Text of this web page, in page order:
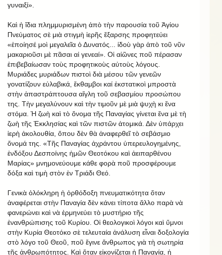
γυναιξί».
Kαὶ ἡ ἴδια πλημμυρισμένη ἀπὸ τὴν παρουσία τοῦ Ἁγίου
Πνεύματος σὲ μιὰ στιγμὴ ἱερῆς ἔξαρσης προφητεύει
«ἐποίησέ μοὶ μεγαλεῖα ὁ Δυνατός... ἰδοὺ γὰρ ἀπὸ τοῦ νῦν
μακαριοῦσι μὲ πᾶσαι αἱ γενεαί». Οἱ αἰῶνες ποῦ πέρασαν
ἐπιβεβαίωσαν τοὺς προφητικοὺς αὐτοὺς λόγους.
Μυριάδες μυριάδων πιστοὶ διὰ μέσου τῶν γενεῶν
γονατίζουν εὐλαβικά, ἔκθαμβοι καί ἐκστατικοὶ μπροστὰ
στὴν ἀπαστράπτουσα αἴγλη τοῦ σεβασμίου προσώπου
της. Τὴν μεγαλύνουν καὶ τὴν τιμοῦν μὲ μιὰ ψυχὴ κι ἕνα
στόμα. Ἡ ζωὴ καὶ τὸ ὄνομα τῆς Παναγίας γίνεται ἕνα μὲ τὴ
ζωὴ τῆς Ἐκκλησίας καὶ τῶν πιστῶν ἀτομικά. Δὲν ὑπάρχει
ἱερὴ ἀκολουθία, ὅπου δὲν θὰ ἀναφερθεῖ τὸ σεβάσμιο
ὄνομά της. «Τῆς Παναγίας ἀχράντου ὑπερευλογημένης,
ἐνδόξου Δεσποίνης ἡμῶν Θεοτόκου καὶ ἀειπαρθένου
Μαρίας» μνημονεύουμε κάθε φορὰ ποῦ προσφέρουμε
δόξα καὶ τιμὴ στὸν ἐν Τριάδι Θεό.
Γενικὰ ὁλόκληρη ἡ ὀρθόδοξη πνευματικότητα ὅταν
ἀναφέρεται στὴν Παναγία δὲν κάνει τίποτα ἄλλο παρὰ νὰ
φανερώνει καὶ νὰ ἑρμηνεύει τὸ μυστήριο τῆς
ἐνανθρώπισης τοῦ Κυρίου. Οἱ θεολογικοὶ λόγοι καὶ ὕμνοι
στὴν Κυρία Θεοτόκο σὲ τελευταία ἀνάλυση εἶναι δοξολογία
στὸ λόγο τοῦ Θεοῦ, ποῦ ἔγινε ἄνθρωπος γιὰ τὴ σωτηρία
τῆς ἀνθρωπότητος. Καὶ ὅταν εἰκονίζεται ἡ Παναγία, ἡ